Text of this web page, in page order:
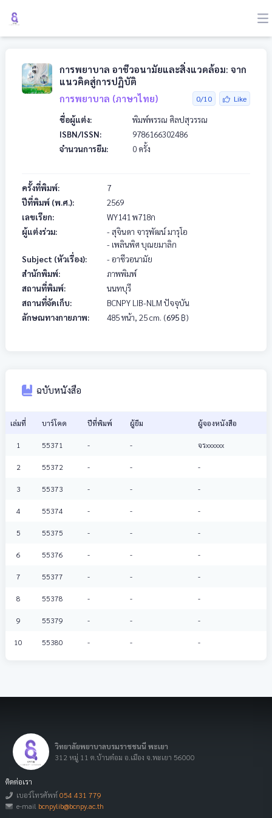
การพยาบาล อาชีวอนามัยและสิ่งแวดล้อม: จาก
แนวคิดสู่การปฏิบัติ
การพยาบาล (ภาษาไทย)
0/10 Like
ชื่อผู้แต่ง:
พิมพ์พรรณ ศิลปสุวรรณ
ISBN/ISSN:
9786166302486
จำนวนการยืม:
0 ครั้ง
ครั้งที่พิมพ์:
7
ปีที่พิมพ์ (พ.ศ.):
2569
เลขเรียก:
WY141 พ718ก
ผู้แต่งร่วม:
- สุจินดา จารุพัฒน์ มารุโอ
- เพลินพิศ บุณยมาลิก
Subject (หัวเรื่อง):
- อาชีวอนามัย
สำนักพิมพ์:
ภาพพิมพ์
สถานที่พิมพ์:
นนทบุรี
สถานที่จัดเก็บ:
BCNPY LIB-NLM ปัจจุบัน
ลักษณทางกายภาพ:
485 หน้า, 25 cm. (695 ฿)
ฉบับหนังสือ
เล่มที่ บาร์โคด ปีที่พิมพ์ ผู้ยืม ผู้จองหนังสือ
1 55371 - - จรxxxxxx
2 55372 - - -
3 55373 - - -
4 55374 - - -
5 55375 - - -
6 55376 - - -
7 55377 - - -
8 55378 - - -
9 55379 - - -
10 55380 - - -
วิทยาลัยพยาบาลบรมราชชนนี พะเยา
312 หมู่ 11 ต.บ้านต๋อม อ.เมือง จ.พะเยา 56000
ติดต่อเรา
เบอร์โทรศัพท์054 431 779
e-mail bcnpylib@bcnpy.ac.th